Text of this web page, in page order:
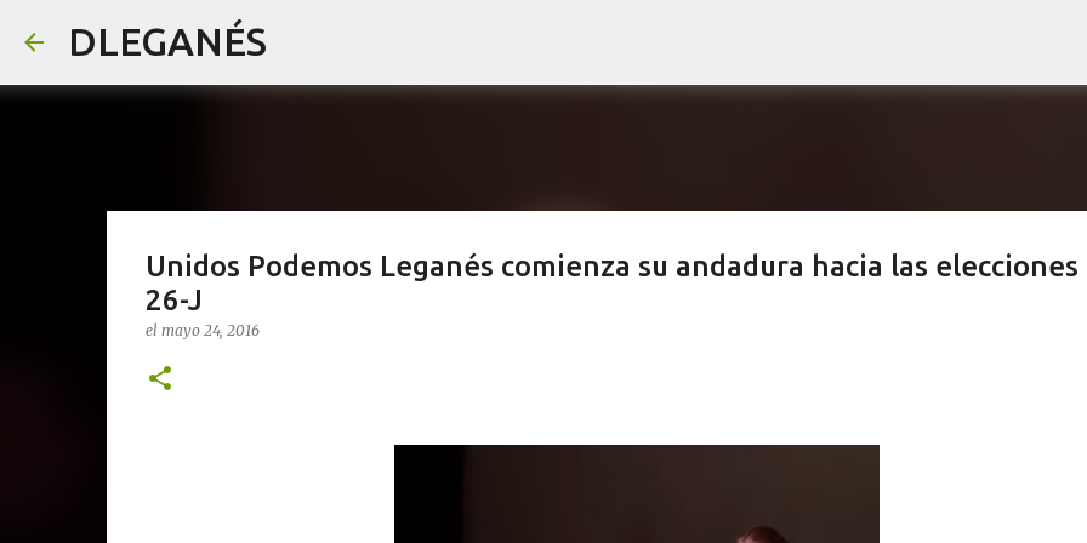
DLEGANÉS
Unidos Podemos Leganés comienza su andadura hacia las elecciones
26-J
el mayo 24, 2016